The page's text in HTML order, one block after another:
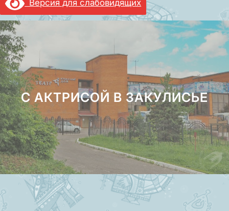
Версия для слабовидящих
С АКТРИСОЙ В ЗАКУЛИСЬЕ